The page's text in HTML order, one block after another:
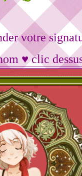
votre
♥ clic